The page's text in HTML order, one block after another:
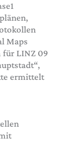
Maps
für LINZ 09
ermittelt